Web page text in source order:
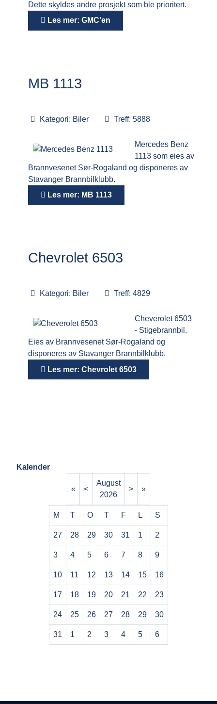
Dette skyldes andre prosjekt som ble prioritert.
Les mer: GMC'en
MB 1113
Kategori: Biler Treff: 5888
Mercedes Benz
1113 som eies av
Brannvesenet Sør-Rogaland og disponeres av
Stavanger Brannbilklubb.
Les mer: MB 1113
Chevrolet 6503
Kategori: Biler Treff: 4829
Cheverolet 6503
- Stigebrannbil.
Eies av Brannvesenet Sør-Rogaland og
disponeres av Stavanger Brannbilklubb.
Les mer: Chevrolet 6503
Kalender
« <
August
2026
> »
M T O T F L S
27 28 29 30 31 1 2
3 4 5 6 7 8 9
10 11 12 13 14 15 16
17 18 19 20 21 22 23
24 25 26 27 28 29 30
31 1 2 3 4 5 6